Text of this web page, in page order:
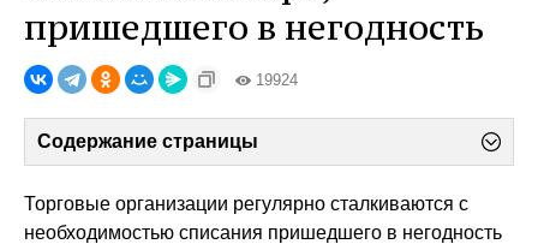
пришедшего в негодность
19924
Содержание страницы
Торговые организации регулярно сталкиваются с
необходимостью списания пришедшего в негодность